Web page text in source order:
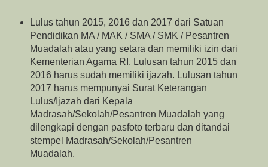
Lulus tahun 2015, 2016 dan 2017 dari Satuan
Pendidikan MA / MAK / SMA / SMK / Pesantren
Muadalah atau yang setara dan memiliki izin dari
Kementerian Agama RI. Lulusan tahun 2015 dan
2016 harus sudah memiliki ijazah. Lulusan tahun
2017 harus mempunyai Surat Keterangan
Lulus/Ijazah dari Kepala
Madrasah/Sekolah/Pesantren Muadalah yang
dilengkapi dengan pasfoto terbaru dan ditandai
stempel Madrasah/Sekolah/Pesantren
Muadalah.